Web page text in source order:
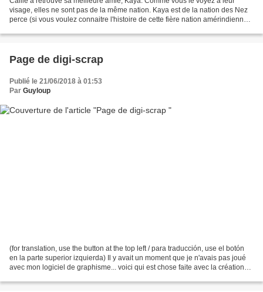
visage, elles ne sont pas de la même nation. Kaya est de la nation des Nez
perce (si vous voulez connaitre l'histoire de cette fière nation amérindienne,
perce.html...
Page de digi-scrap
Publié le 21/06/2018 à 01:53
Par Guyloup
(for translation, use the button at the top left / para traducción, use el botón
en la parte superior izquierda) Il y avait un moment que je n'avais pas joué
avec mon logiciel de graphisme... voici qui est chose faite avec la création